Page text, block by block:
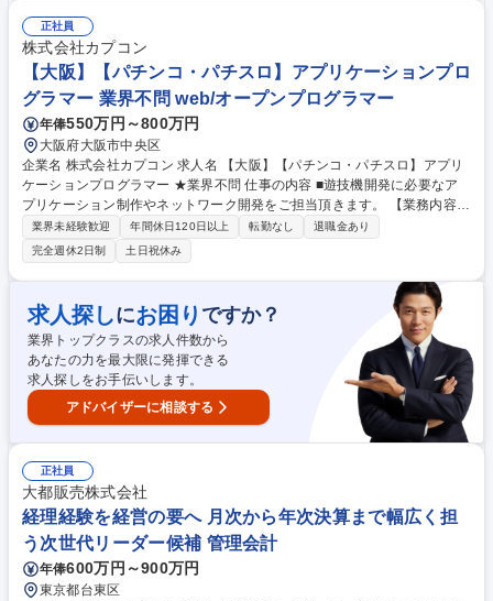
み (2)労務対策(就労環境整備)職場の活性化/ハラスメント対策/風通しの良
い職場環境の実践 (3)健康推進(健康経営の実践)メンタルヘルスおよびヘル
スリテラシーの向上/具体的な健康保持/増進施策/安全衛生委員会の運営/社
内クリニカルルームの運営等 募集職種 【大阪】健康経営推進・労務スペ
シャリスト/グローバルに展開するCAPCOM
正社員
株式会社カプコン
【大阪】【パチンコ・パチスロ】アプリケーションプロ
グラマー 業界不問 web/オープンプログラマー
年俸550万円～800万円
大阪府大阪市中央区
企業名 株式会社カプコン 求人名 【大阪】【パチンコ・パチスロ】アプリ
ケーションプログラマー ★業界不問 仕事の内容 ■遊技機開発に必要なア
プリケーション制作やネットワーク開発をご担当頂きます。 【業務内容詳
細】 ・Windowsアプリケーション開発：パチスロ機開発支援アプリケー
ションの提案、設計、開発、管理 ・ネットワーク開発：部内向けWEBア
プリケーションなどの設計、開発、管理（CI/CD含む） ・その他開発、運
用サポート：アプリケーション導入サポート、プロジェクト開発サポー
ト、問題課題に対する対応・解決支援 募集職種 【大阪】【パチンコ・パ
チスロ】アプリケーションプログラマー ★業界不問
業界未経験歓迎 年間休日120日以上 転勤なし
退職金あり
完全週休2日制
土日祝休み
求人探しにお困り ですか？
業界トップクラスの求人件数から
あなたの力を最大限に発揮できる
求人探しをお手伝いします。
アドバイザーに相談する
正社員
大都販売株式会社
経理経験を経営の要へ 月次から年次決算まで幅広く担
う次世代リーダー候補 管理会計
年俸600万円～900万円
東京都台東区